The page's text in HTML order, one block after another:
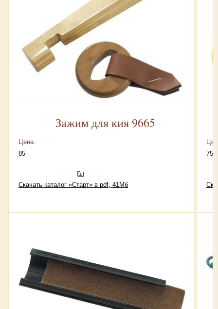
Зажим для кия 9665
Цена:
85
:
Скачать каталог «Старт» в pdf, 41Мб
75
: